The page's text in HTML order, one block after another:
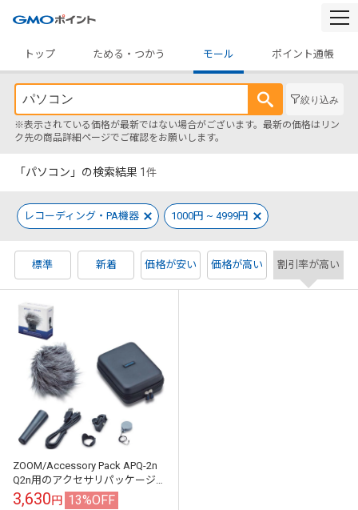
トップ
ためる・つかう モール ポイント通帳
絞り込み
※表示されている価格が最新ではない場合がございます。最新の価格はリン
ク先の商品詳細ページでご確認をお願いします。
「パソコン」の検索結果 1 件
レコーディング・PA機器 1000円 ~ 4999円
標準 新着 価格が安い 価格が高い 割引率が高い
ZOOM/Accessory Pack APQ-2n
Q2n用のアクセサリパッケージ
【ズーム】
3,630円 13%OFF